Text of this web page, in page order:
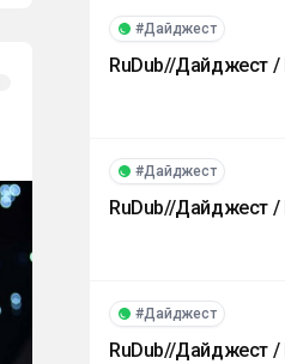
#Дайджест
RuDub//Дайджест
#Дайджест
RuDub//Дайджест
#Дайджест
RuDub//Дайджест